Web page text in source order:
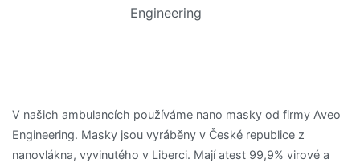
Engineering
V našich ambulancích používáme nano masky od firmy Aveo
Engineering. Masky jsou vyráběny v České republice z
nanovlákna, vyvinutého v Liberci. Mají atest 99,9% virové a